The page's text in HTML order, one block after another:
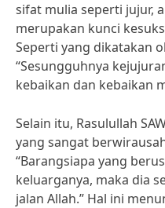
sifat mulia seperti jujur,
merupakan kunci
Seperti yang dikatakan
“Sesungguhnya
kebaikan dan kebaikan
Selain itu, Rasulullah
yang sangat
“Barangsiapa yang
keluarganya, maka dia
jalan Allah.” Hal ini